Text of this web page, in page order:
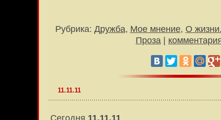
Рубрика: Дружба, Мое мнение, О
Проза
11.11.11
Сегодня 11.11.11